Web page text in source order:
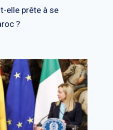
elle prête à se
?